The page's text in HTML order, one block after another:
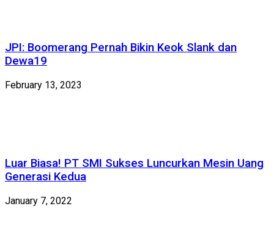
JPI: Boomerang Pernah Bikin Keok Slank dan
Dewa19
February 13, 2023
Luar Biasa! PT SMI Sukses Luncurkan Mesin Uang
Generasi Kedua
January 7, 2022